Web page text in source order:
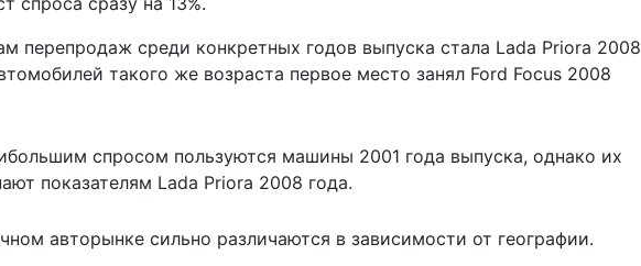
перепродаж среди конкретных годов выпуска стала Lada Priora 2008
такого же возраста первое место занял Ford Focus 2008
спросом пользуются машины 2001 года выпуска, однако их
показателям Lada Priora 2008 года.
авторынке сильно различаются в зависимости от географии.